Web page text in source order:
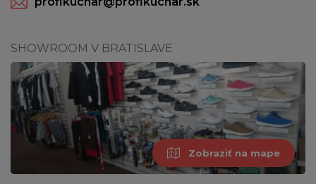
SHOWROOM V BRATISLAVE
Zobraziť na mape